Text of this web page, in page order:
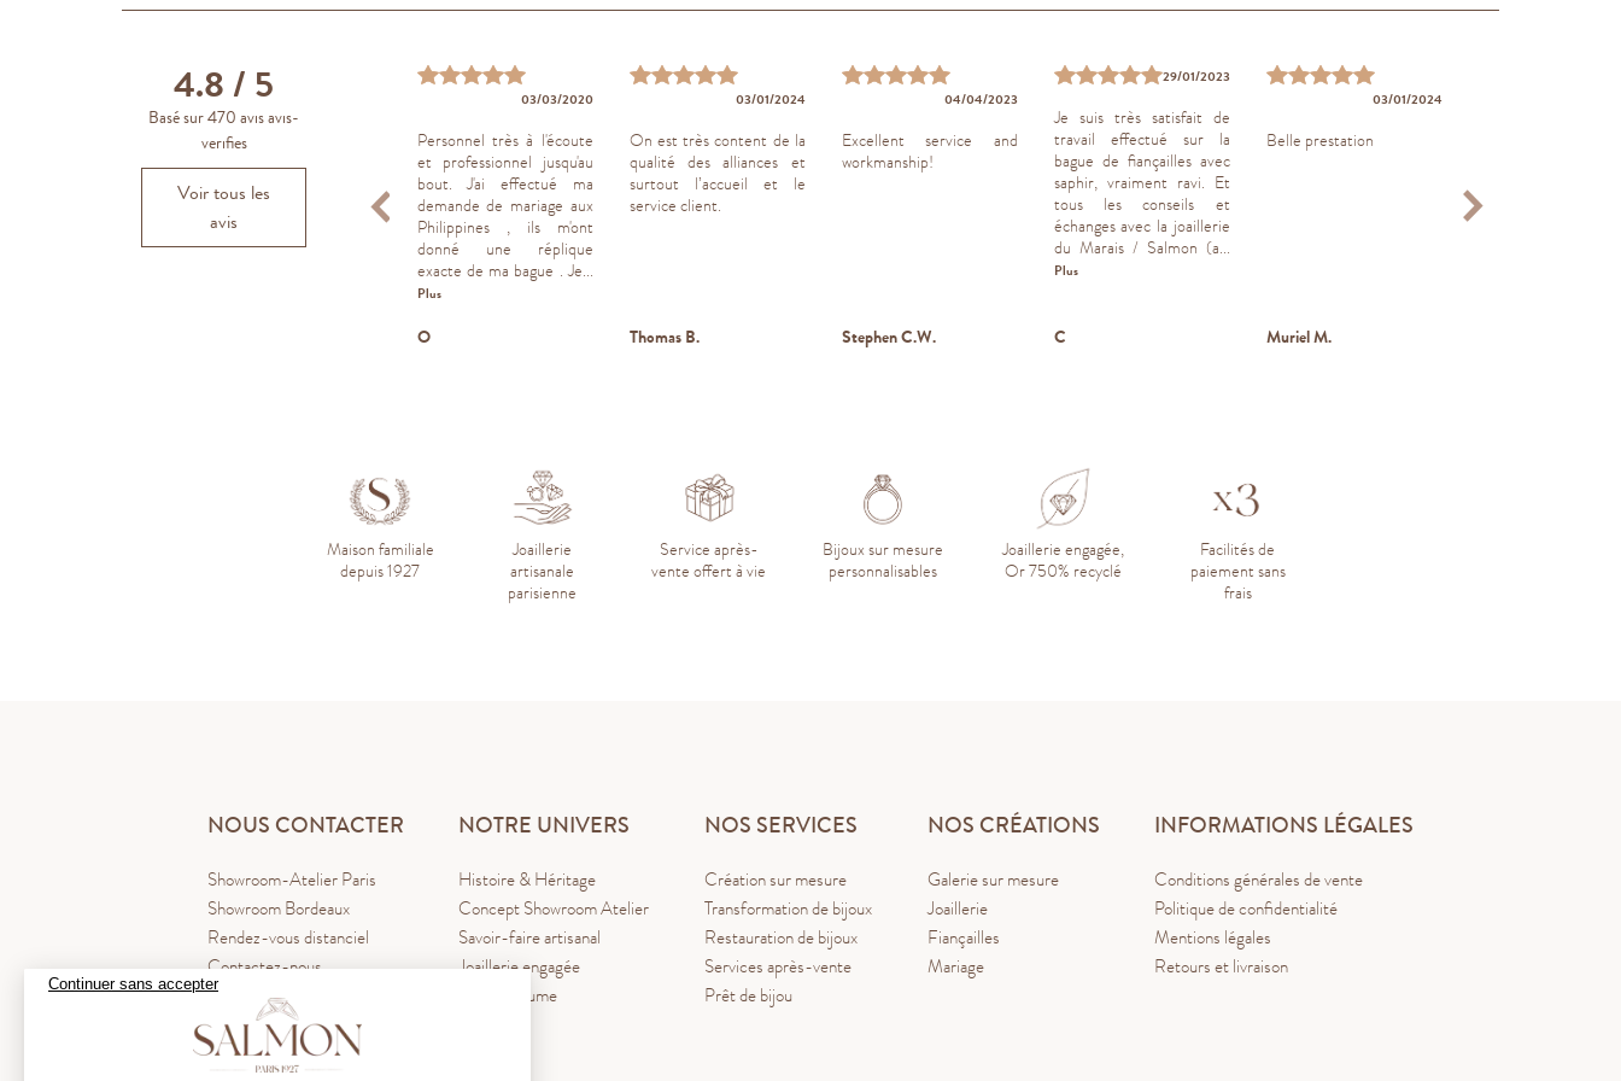
Continuer sans accepter
4.8 / 5
Basé sur 470 avis avis-
verifies
Voir tous les
avis
facilité de prise de
très bon accueil, délais
tenus
03/03/2020
Personnel très à l'écoute
et professionnel jusqu'au
bout. J'ai effectué ma
demande de mariage aux
Philippines , ils m'ont
donné une réplique
exacte de ma bague . Je...
Plus
O
03/01/2024
On est très content de la
qualité des alliances et
surtout l’accueil et le
service client.
Thomas B.
04/04/2023
Excellent service and
workmanship!
Stephen C.W.
29/01/2023
Je suis très satisfait de
travail effectué sur la
bague de fiançailles avec
saphir, vraiment ravi. Et
tous les conseils et
échanges avec la joaillerie
du Marais / Salmon (a...
Plus
C
03/01/2024
Belle prestation
Muriel M.
Joaillier du
Maison familiale
depuis 1927
Joaillerie
artisanale
parisienne
Service après-
vente offert à vie
Bijoux sur mesure
personnalisables
Joaillerie engagée,
Or 750% recyclé
Facilités de
paiement sans
frais
NOUS CONTACTER
Showroom-Atelier Paris
Showroom Bordeaux
Rendez-vous distanciel
Contactez-nous
NOTRE UNIVERS
Histoire & Héritage
Concept Showroom Atelier
Savoir-faire artisanal
Joaillerie engagée
Blog La Plume
NOS SERVICES
Création sur mesure
Transformation de bijoux
Restauration de bijoux
Services après-vente
Prêt de bijou
NOS CRÉATIONS
Galerie sur mesure
Joaillerie
Fiançailles
Mariage
INFORMATIONS LÉGALES
Conditions générales de vente
Politique de confidentialité
Mentions légales
Retours et livraison